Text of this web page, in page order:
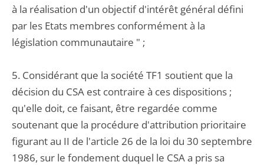
à la réalisation d'un objectif d'intérêt général défini
par les Etats membres conformément à la
législation communautaire " ;
5. Considérant que la société TF1 soutient que la
décision du CSA est contraire à ces dispositions ;
qu'elle doit, ce faisant, être regardée comme
soutenant que la procédure d'attribution prioritaire
figurant au II de l'article 26 de la loi du 30 septembre
1986, sur le fondement duquel le CSA a pris sa